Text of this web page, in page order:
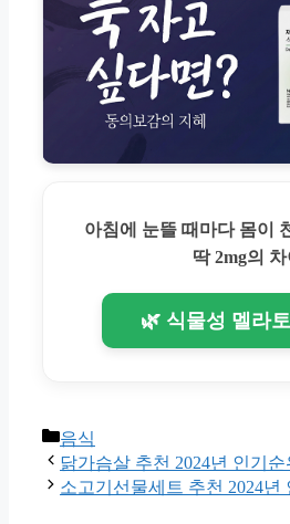
아침에 눈뜰 때마다 몸이
딱 2mg의 차
🌿 식물성 멜라
Categories
음식
닭가슴살 추천 2024년 인기순
소고기선물세트 추천 2024년